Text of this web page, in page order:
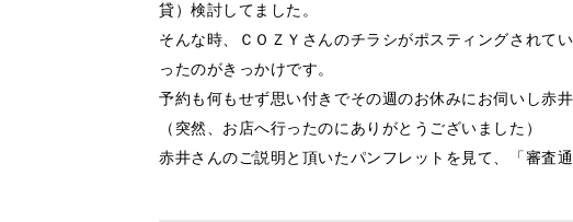
貸）検討してました。
そんな時、ＣＯＺＹさんのチラシがポスティングされて
ったのがきっかけです。
予約も何もせず思い付きでその週のお休みにお伺いし赤
（突然、お店へ行ったのにありがとうございました）
赤井さんのご説明と頂いたパンフレットを見て、「審査